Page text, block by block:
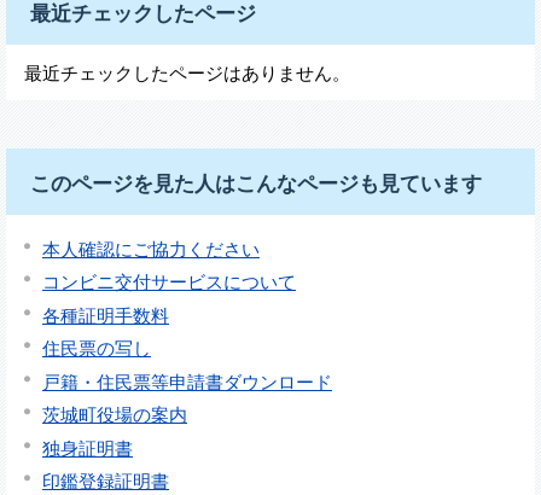
最近チェックしたページ
最近チェックしたページはありません。
このページを見た人はこんなページも見ています
本人確認にご協力ください
コンビニ交付サービスについて
各種証明手数料
住民票の写し
戸籍・住民票等申請書ダウンロード
茨城町役場の案内
独身証明書
印鑑登録証明書